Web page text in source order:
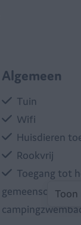
Algemeen
Tuin
Wifi
Huisdieren
Rookvrij
Toegang tot
Toon